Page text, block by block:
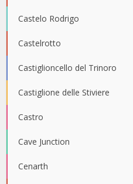
Castelo Rodrigo
Castelrotto
Castiglioncello del Trinoro
Castiglione delle Stiviere
Castro
Cave Junction
Cenarth